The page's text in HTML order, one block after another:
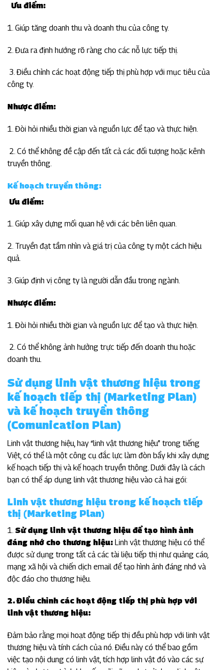
Ưu điểm:
1. Giúp tăng doanh thu và doanh thu của công ty.
2. Đưa ra định hướng rõ ràng cho các nỗ lực tiếp thị.
3. Điều chỉnh các hoạt động tiếp thị phù hợp với mục tiêu của
công ty.
Nhược điểm:
1. Đòi hỏi nhiều thời gian và nguồn lực để tạo và thực hiện.
2. Có thể không đề cập đến tất cả các đối tượng hoặc kênh
truyền thông.
Kế hoạch truyền thông:
Ưu điểm:
1. Giúp xây dựng mối quan hệ với các bên liên quan.
2. Truyền đạt tầm nhìn và giá trị của công ty một cách hiệu
quả.
3. Giúp định vị công ty là người dẫn đầu trong ngành.
Nhược điểm:
1. Đòi hỏi nhiều thời gian và nguồn lực để tạo và thực hiện.
2. Có thể không ảnh hưởng trực tiếp đến doanh thu hoặc
doanh thu.
Sử dụng linh vật thương hiệu trong
kế hoạch tiếp thị (Marketing Plan)
và kế hoạch truyền thông
(Comunication Plan)
Linh vật thương hiệu, hay “linh vật thương hiệu” trong tiếng
Việt, có thể là một công cụ đắc lực làm đòn bẩy khi xây dựng
kế hoạch tiếp thị và kế hoạch truyền thông. Dưới đây là cách
bạn có thể áp dụng linh vật thương hiệu vào cả hai gói:
Linh vật thương hiệu trong kế hoạch tiếp
thị (Marketing Plan)
1. Sử dụng linh vật thương hiệu để tạo hình ảnh
đáng nhớ cho thương hiệu: Linh vật thương hiệu có thể
được sử dụng trong tất cả các tài liệu tiếp thị như quảng cáo,
mạng xã hội và chiến dịch email để tạo hình ảnh đáng nhớ và
độc đáo cho thương hiệu.
2. Điều chỉnh các hoạt động tiếp thị phù hợp với
linh vật thương hiệu:
Đảm bảo rằng mọi hoạt động tiếp thị đều phù hợp với linh vật
thương hiệu và tính cách của nó. Điều này có thể bao gồm
việc tạo nội dung có linh vật, tích hợp linh vật đó vào các sự